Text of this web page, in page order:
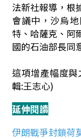
法新社報導，根
會議中，沙烏
特、哈薩克、阿
國的石油部長同
這項增產幅度
輯:王志心)
延伸閱讀
伊朗戰爭封鎖荷